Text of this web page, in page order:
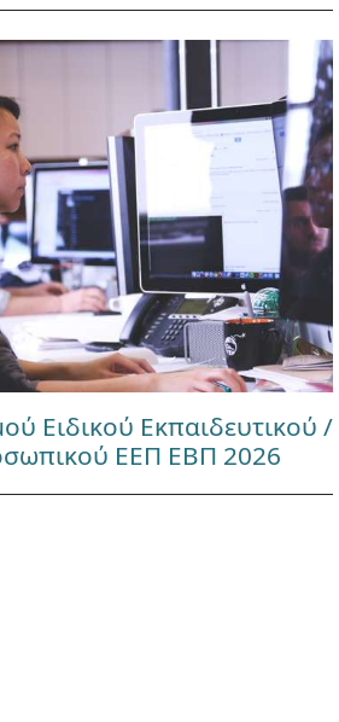
Ειδικού Εκπαιδευτικού /
ΕΕΠ ΕΒΠ 2026